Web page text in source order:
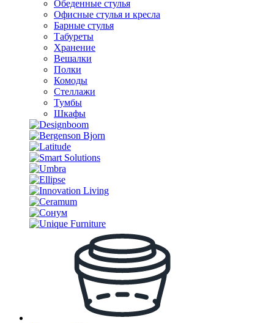
Обеденные стулья
Офисные стулья и кресла
Барные стулья
Табуреты
Хранение
Вешалки
Полки
Комоды
Стеллажи
Тумбы
Шкафы